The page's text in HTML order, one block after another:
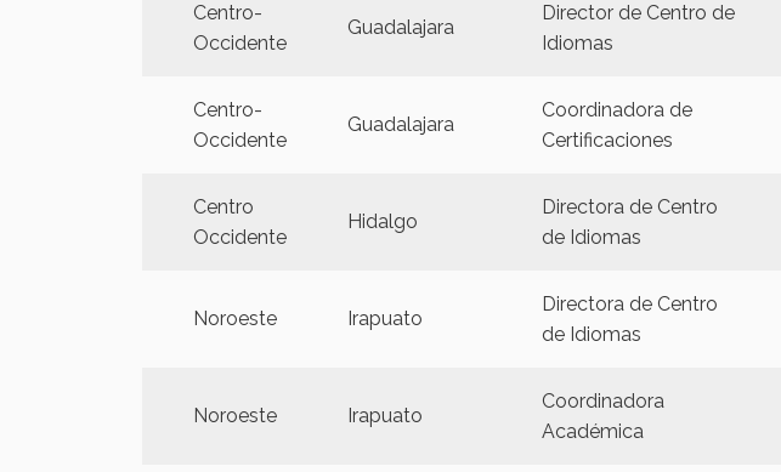
Centro-
Occidente
Guadalajara
Director de Centro de
Idiomas
Centro-
Occidente
Guadalajara
Coordinadora de
Certificaciones
Centro
Occidente
Hidalgo
Directora de Centro
de Idiomas
Noroeste Irapuato
Directora de Centro
de Idiomas
Noroeste Irapuato
Coordinadora
Académica